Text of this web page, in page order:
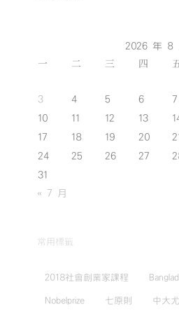
2026 年 8
一 二 三 四
3
4 5 6 7
10
11 12 13
17
18 19 20
24
25 26 27
31
« 7 月
常用標籤
2018社會創業家課程
Nobelprize 七原則 中大